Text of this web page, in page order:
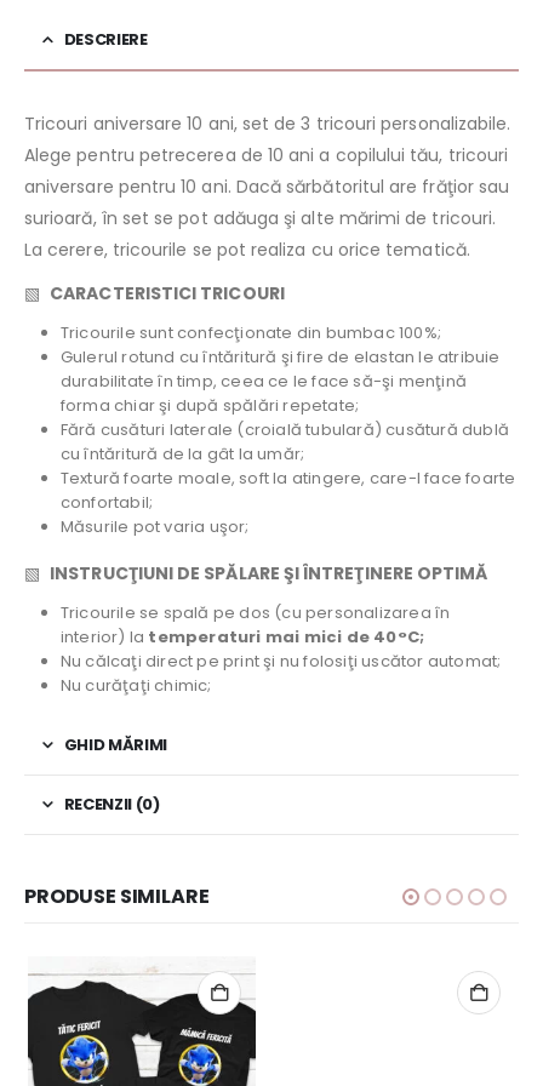
DESCRIERE
Tricouri aniversare 10 ani, set de 3 tricouri personalizabile.
Alege pentru petrecerea de 10 ani a copilului tău, tricouri
aniversare pentru 10 ani. Dacă sărbătoritul are frăţior sau
surioară, în set se pot adăuga şi alte mărimi de tricouri.
La cerere, tricourile se pot realiza cu orice tematică.
▧ CARACTERISTICI TRICOURI
Tricourile sunt confecţionate din bumbac 100%;
Gulerul rotund cu întăritură şi fire de elastan le atribuie
durabilitate în timp, ceea ce le face să-şi menţină
forma chiar şi după spălări repetate;
Fără cusături laterale (croială tubulară) cusătură dublă
cu întăritură de la gât la umăr;
Textură foarte moale, soft la atingere, care-l face foarte
confortabil;
Măsurile pot varia uşor;
▧ INSTRUCŢIUNI DE SPĂLARE ŞI ÎNTREŢINERE OPTIMĂ
Tricourile se spală pe dos (cu personalizarea în
interior) la temperaturi mai mici de 40°C;
Nu călcaţi direct pe print şi nu folosiţi uscător automat;
Nu curăţaţi chimic;
GHID MĂRIMI
RECENZII (0)
PRODUSE SIMILARE